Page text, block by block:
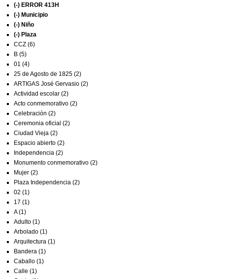
(-) ERROR 413H
(-) Municipio
(-) Niño
(-) Plaza
CCZ (6)
B (5)
01 (4)
25 de Agosto de 1825 (2)
ARTIGAS José Gervasio (2)
Actividad escolar (2)
Acto conmemorativo (2)
Celebración (2)
Ceremonia oficial (2)
Ciudad Vieja (2)
Espacio abierto (2)
Independencia (2)
Monumento conmemorativo (2)
Mujer (2)
Plaza Independencia (2)
02 (1)
17 (1)
A (1)
Adulto (1)
Arbolado (1)
Arquitectura (1)
Bandera (1)
Caballo (1)
Calle (1)